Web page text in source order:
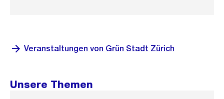
Veranstaltungen von Grün Stadt Zürich
Unsere Themen